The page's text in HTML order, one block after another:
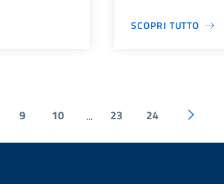
SCOPRI TUTTO
9 10 ... 23 24